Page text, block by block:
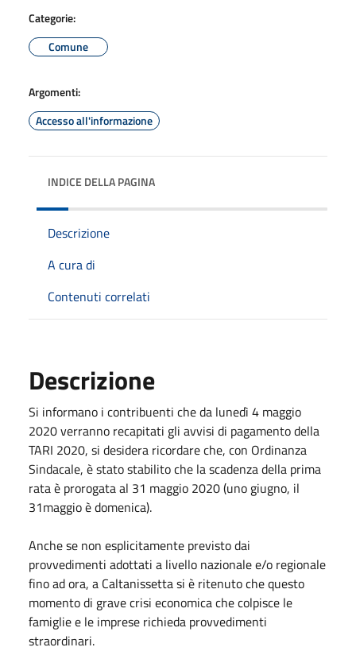
Categorie:
Comune
Argomenti:
Accesso all'informazione
INDICE DELLA PAGINA
Descrizione
A cura di
Contenuti correlati
Descrizione
Si informano i contribuenti che da lunedì 4 maggio
2020 verranno recapitati gli avvisi di pagamento della
TARI 2020, si desidera ricordare che, con Ordinanza
Sindacale, è stato stabilito che la scadenza della prima
rata è prorogata al 31 maggio 2020 (uno giugno, il
31maggio è domenica).
Anche se non esplicitamente previsto dai
provvedimenti adottati a livello nazionale e/o regionale
fino ad ora, a Caltanissetta si è ritenuto che questo
momento di grave crisi economica che colpisce le
famiglie e le imprese richieda provvedimenti
straordinari.